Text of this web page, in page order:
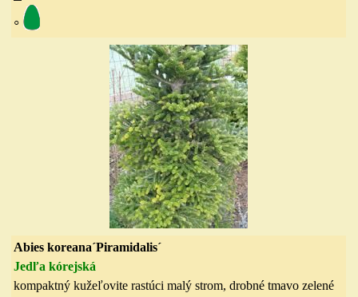
◦
Abies koreana´Piramidalis´
Jedľa kórejská
kompaktný kužeľovite rastúci malý strom, drobné tmavo zelené